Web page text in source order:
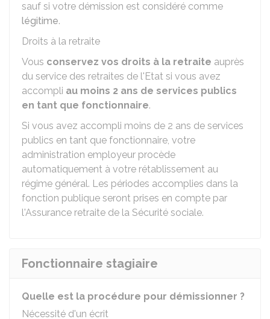
sauf si votre démission est considéré comme
légitime.
Droits à la retraite
Vous conservez vos droits à la retraite auprès
du service des retraites de l'Etat si vous avez
accompli au moins 2 ans de services publics
en tant que fonctionnaire.
Si vous avez accompli moins de 2 ans de services
publics en tant que fonctionnaire, votre
administration employeur procède
automatiquement à votre rétablissement au
régime général. Les périodes accomplies dans la
fonction publique seront prises en compte par
l'Assurance retraite de la Sécurité sociale.
Fonctionnaire stagiaire
Quelle est la procédure pour démissionner ?
Nécessité d'un écrit